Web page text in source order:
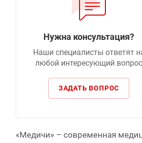
Нужна консультация?
Наши специалисты ответят
любой интересующий вопрос
ЗАДАТЬ ВОПРОС
«Медичи» – современная